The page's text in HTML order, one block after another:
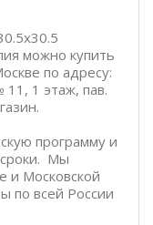
можно купить
по адресу:
1 этаж, пав.
программу и
сроки. Мы
и Московской
по всей России